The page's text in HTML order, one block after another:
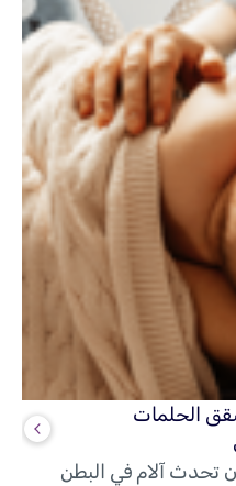
الحلمات
تحدث آلام في البطن